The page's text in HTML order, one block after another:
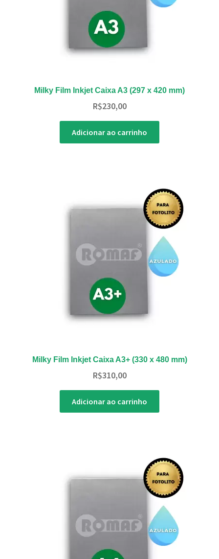
Milky Film Inkjet Caixa A3 (297 x 420 mm)
R$230,00
Adicionar ao carrinho
Milky Film Inkjet Caixa A3+ (330 x 480 mm)
R$310,00
Adicionar ao carrinho